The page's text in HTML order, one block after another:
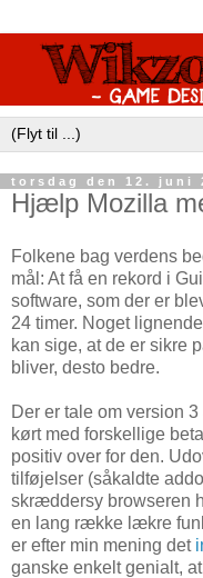
torsdag den 12. juni
Hjælp Mozilla
Folkene bag verdens
mål: At få en rekord i
software, som der er
24 timer. Noget
kan sige, at de er sikre
bliver, desto bedre.
Der er tale om version
kørt med forskellige
positiv over for den.
tilføjelser (såkaldte
skræddersy browseren
en lang række lækre
er efter min mening det
ganske enkelt genialt,